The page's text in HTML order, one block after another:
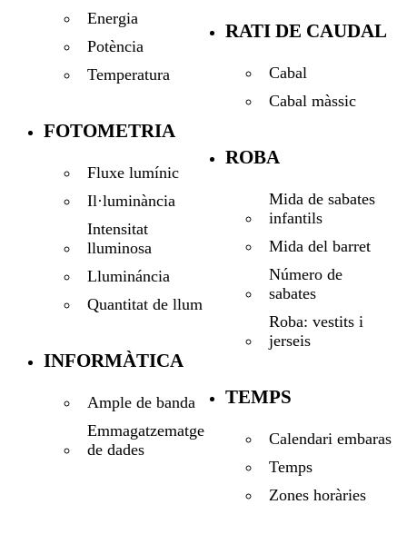
Energia
Potència
Temperatura
FOTOMETRIA
Fluxe lumínic
Il·luminància
Intensitat
lluminosa
Llumináncia
Quantitat de llum
INFORMÀTICA
Ample de banda
Emmagatzematge
de dades
RATI DE CAUDAL
Cabal
Cabal màssic
ROBA
Mida de sabates
infantils
Mida del barret
Número de
sabates
Roba: vestits i
jerseis
TEMPS
Calendari embaras
Temps
Zones horàries